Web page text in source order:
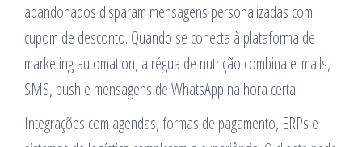
abandonados disparam mensagens personalizadas com
cupom de desconto. Quando se conecta à plataforma de
marketing automation, a régua de nutrição combina e-mails,
SMS, push e mensagens de WhatsApp na hora certa.
Integrações com agendas, formas de pagamento, ERPs e